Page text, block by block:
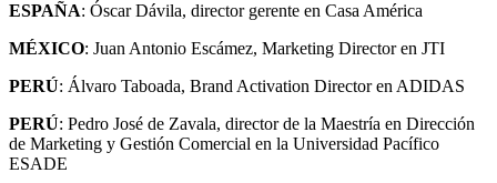
ESPAÑA: Óscar Dávila, director gerente en Casa América
MÉXICO: Juan Antonio Escámez, Marketing Director en JTI
PERÚ: Álvaro Taboada, Brand Activation Director en ADIDAS
PERÚ: Pedro José de Zavala, director de la Maestría en Dirección
de Marketing y Gestión Comercial en la Universidad Pacífico
ESADE